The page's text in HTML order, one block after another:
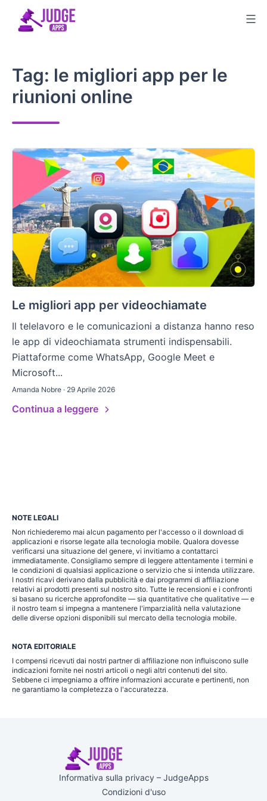
Tag: le migliori app per le
riunioni online
Le migliori app per videochiamate
Il telelavoro e le comunicazioni a distanza hanno reso
le app di videochiamata strumenti indispensabili.
Piattaforme come WhatsApp, Google Meet e
Microsoft...
Amanda Nobre · 29 Aprile 2026
Continua a leggere
NOTE LEGALI
Non richiederemo mai alcun pagamento per l'accesso o il download di
applicazioni e risorse legate alla tecnologia mobile. Qualora dovesse
verificarsi una situazione del genere, vi invitiamo a contattarci
immediatamente. Consigliamo sempre di leggere attentamente i termini e
le condizioni di qualsiasi applicazione o servizio che si intenda utilizzare.
I nostri ricavi derivano dalla pubblicità e dai programmi di affiliazione
relativi ai prodotti presenti sul nostro sito. Tutte le recensioni e i confronti
si basano su ricerche approfondite — sia quantitative che qualitative — e
il nostro team si impegna a mantenere l'imparzialità nella valutazione
delle diverse opzioni disponibili sul mercato della tecnologia mobile.
NOTA EDITORIALE
I compensi ricevuti dai nostri partner di affiliazione non influiscono sulle
indicazioni fornite nei nostri articoli o negli altri contenuti del sito.
Sebbene ci impegniamo a offrire informazioni accurate e pertinenti, non
ne garantiamo la completezza o l'accuratezza.
Informativa sulla privacy – JudgeApps
Condizioni d'uso